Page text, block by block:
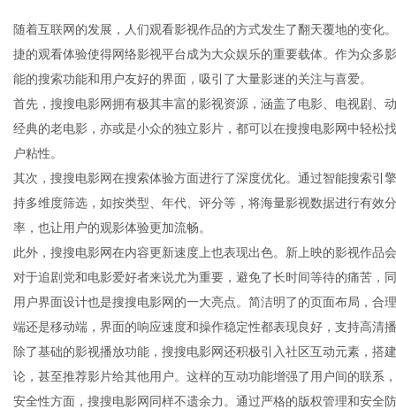
随着互联网的发展，人们观看影视作品的方式发生了翻天覆地的变化
捷的观看体验使得网络影视平台成为大众娱乐的重要载体。作为众多
能的搜索功能和用户友好的界面，吸引了大量影迷的关注与喜爱。
首先，搜搜电影网拥有极其丰富的影视资源，涵盖了电影、电视剧、
经典的老电影，亦或是小众的独立影片，都可以在搜搜电影网中轻松
户粘性。
其次，搜搜电影网在搜索体验方面进行了深度优化。通过智能搜索引
持多维度筛选，如按类型、年代、评分等，将海量影视数据进行有效
率，也让用户的观影体验更加流畅。
此外，搜搜电影网在内容更新速度上也表现出色。新上映的影视作品
对于追剧党和电影爱好者来说尤为重要，避免了长时间等待的痛苦，
用户界面设计也是搜搜电影网的一大亮点。简洁明了的页面布局，合
端还是移动端，界面的响应速度和操作稳定性都表现良好，支持高清
除了基础的影视播放功能，搜搜电影网还积极引入社区互动元素，搭
论，甚至推荐影片给其他用户。这样的互动功能增强了用户间的联系
安全性方面，搜搜电影网同样不遗余力。通过严格的版权管理和安全